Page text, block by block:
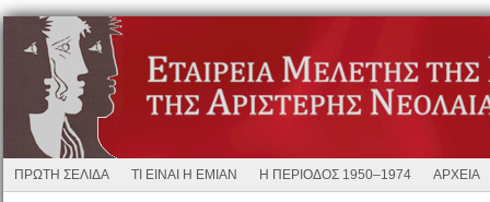
ΠΡΩΤΗ ΣΕΛΙΔΑ ΤΙ ΕΙΝΑΙ Η ΕΜΙΑΝ Η ΠΕΡΙΟΔΟΣ 1950–1974 ΑΡΧΕΙΑ